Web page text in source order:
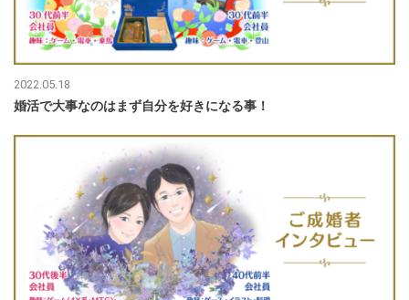
2022.05.18
婚活で大事なのはまず自分を好きになる事！